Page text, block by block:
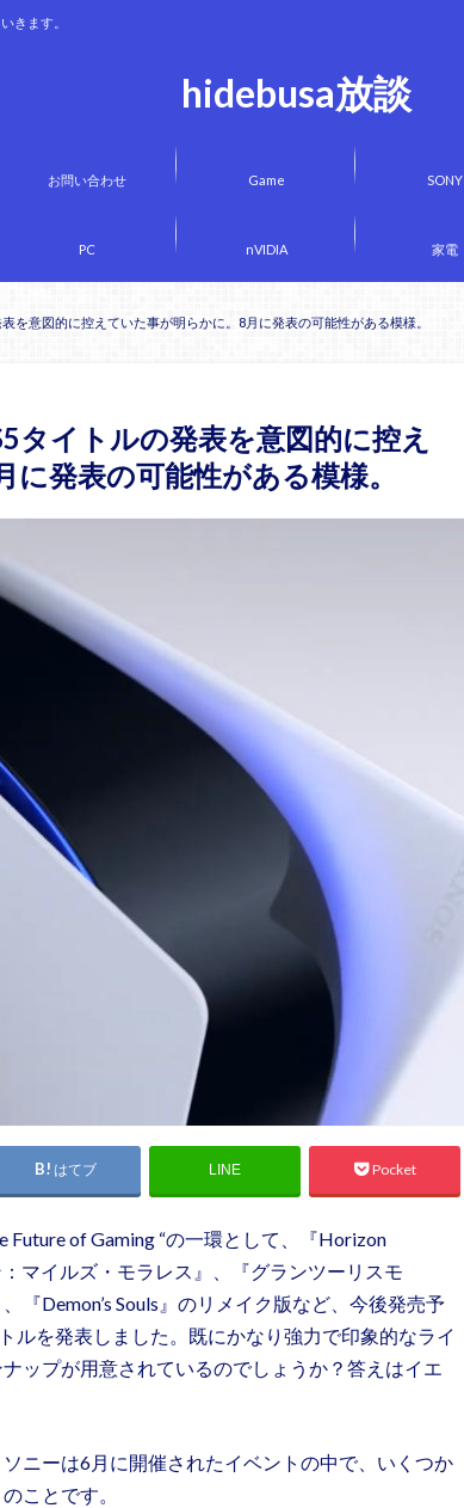
hidebusa放談
きます。
お問い合わせ Game SONY
PC nVIDIA 家電
を意図的に控えていた事が明らかに。8月に発表の可能性がある模様。
タイトルの発表を意図的に控え
発表の可能性がある模様。
はてブ LINE Pocket
Future of Gaming “の一環として、『Horizon
マイルズ・モラレス』、『グランツーリスモ
『Demon’s Souls』のリメイク版など、今後発売予
ルを発表しました。既にかなり強力で印象的なライ
ップが用意されているのでしょうか？答えはイエ
ニーは6月に開催されたイベントの中で、いくつか
ことです。